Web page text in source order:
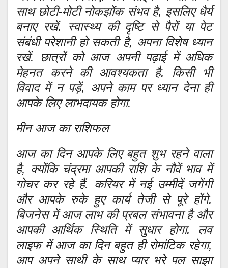
साथ छोटी-मोटी नोकझोंक संभव है, इसलिए धैर्य
बनाए रखें. स्वास्थ्य की दृष्टि से पैरों या पेट
संबंधी परेशानी हो सकती है, अपना विशेष ध्यान
रखें. छात्रों को आज अपनी पढ़ाई में अधिक
मेहनत करने की आवश्यकता है. किसी भी
विवाद में न पड़ें, अपने काम पर ध्यान देना ही
आपके लिए लाभदायक होगा.
मीन आज का राशिफल
आज का दिन आपके लिए बहुत शुभ रहने वाला
है, क्योंकि चंद्रमा आपकी राशि के नौवें भाव में
गोचर कर रहे हैं. करियर में नई उम्मीदें जगेंगी
और आपके रुके हुए कार्य तेजी से पूरे होंगे.
बिजनेस में आज लाभ की प्रबल संभावना है और
आपकी आर्थिक स्थिति में सुधार होगा. लव
लाइफ में आज का दिन बहुत ही रोमांटिक रहेगा,
आप अपने साथी के साथ प्यार भरे पल साझा